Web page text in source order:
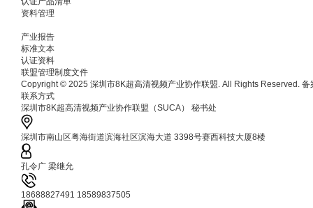
资料管理
产业报告
标准文本
认证资料
联盟管理制度文件
Copyright © 2025 深圳市8K超高清视频产业协作联盟. All Rights Reserved. 备
联系方式
深圳市8K超高清视频产业协作联盟（SUCA） 秘书处
深圳市南山区粤海街道滨海社区滨海大道 3398号赛西科技大厦8楼
孔令广 梁继允
18688827491 18589837505